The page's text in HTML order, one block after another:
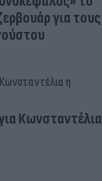
για τους
Κωνσταντέλια